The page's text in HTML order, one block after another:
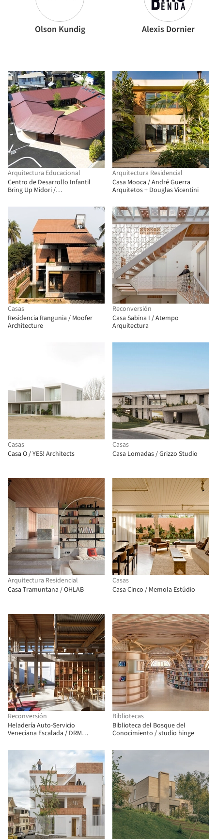
Olson Kundig Alexis Dornier
Arquitectura Educacional
Centro de Desarrollo Infantil
Bring Up Midori /
Arquitectura Residencial
Casa Mooca / André Guerra
Arquitetos + Douglas Vicentini
Casas
Residencia Rangunia / Moofer
Architecture
Reconversión
Casa Sabina I / Atempo
Arquitectura
Casas
Casa O / YES! Architects
Casas
Casa Lomadas / Grizzo Studio
Arquitectura Residencial
Casa Tramuntana / OHLAB
Casas
Casa Cinco / Memola Estúdio
Reconversión
Heladería Auto-Servicio
Veneciana Escalada / DRM
Bibliotecas
Biblioteca del Bosque del
Conocimiento / studio hinge